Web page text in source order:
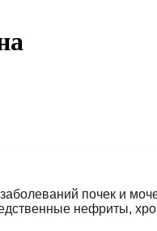
почек и
нефриты,